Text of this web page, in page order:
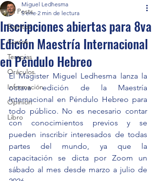
All Posts
Eventos
Cursos
Terapias
Oráculos
Información
Opinión
Libro
Inscripciones abiertas para 8va
Edición Maestría Internacional
en Péndulo Hebreo
Miguel Ledhesma
5 ene 2 min de lectura
El Magister Miguel Ledhesma lanza la
octava edición de la Maestría
Internacional en Péndulo Hebreo para
todo público. No es necesario contar
con conocimientos previos y se
pueden inscribir interesados de todas
partes del mundo, ya que la
capacitación se dicta por Zoom un
sábado al mes desde marzo a julio de